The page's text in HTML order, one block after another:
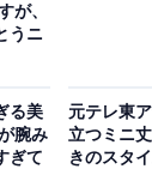
が、
うニ
る美
腕み
ぎて
元テレ東
立つミニ
きのスタ